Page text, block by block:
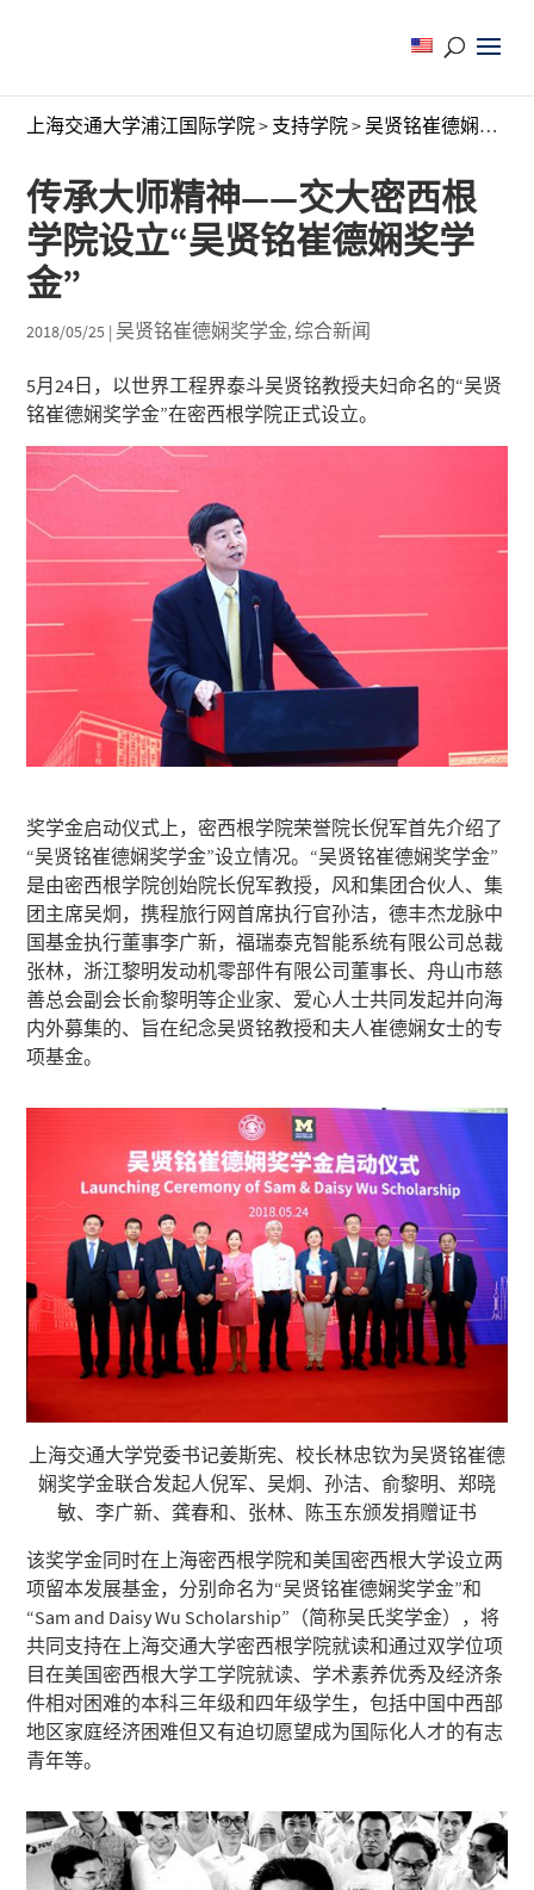
上海交通大学浦江国际学院> 支持学院>吴贤铭崔德娴奖学金
传承大师精神——交大密西根
学院设立“吴贤铭崔德娴奖学
金”
2018/05/25 | 吴贤铭崔德娴奖学金,综合新闻
5月24日，以世界工程界泰斗吴贤铭教授夫妇命名的“吴贤
铭崔德娴奖学金”在密西根学院正式设立。
奖学金启动仪式上，密西根学院荣誉院长倪军首先介绍了
“吴贤铭崔德娴奖学金”设立情况。“吴贤铭崔德娴奖学金”
是由密西根学院创始院长倪军教授，风和集团合伙人、集
团主席吴炯，携程旅行网首席执行官孙洁，德丰杰龙脉中
国基金执行董事李广新，福瑞泰克智能系统有限公司总裁
张林，浙江黎明发动机零部件有限公司董事长、舟山市慈
善总会副会长俞黎明等企业家、爱心人士共同发起并向海
内外募集的、旨在纪念吴贤铭教授和夫人崔德娴女士的专
项基金。
上海交通大学党委书记姜斯宪、校长林忠钦为吴贤铭崔德
娴奖学金联合发起人倪军、吴炯、孙洁、俞黎明、郑晓
敏、李广新、龚春和、张林、陈玉东颁发捐赠证书
该奖学金同时在上海密西根学院和美国密西根大学设立两
项留本发展基金，分别命名为“吴贤铭崔德娴奖学金”和
“Sam and Daisy Wu Scholarship”（简称吴氏奖学金），将
共同支持在上海交通大学密西根学院就读和通过双学位项
目在美国密西根大学工学院就读、学术素养优秀及经济条
件相对困难的本科三年级和四年级学生，包括中国中西部
地区家庭经济困难但又有迫切愿望成为国际化人才的有志
青年等。